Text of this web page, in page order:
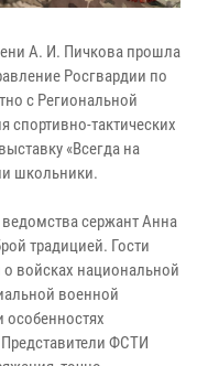
А. И. Пичкова прошла
Росгвардии по
с Региональной
спортивно-тактических
«Всегда на
школьники.
сержант Анна
традицией. Гости
войсках национальной
военной
особенностях
ФСТИ